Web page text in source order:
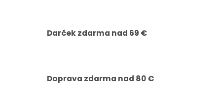
Darček zdarma nad 69 €
Doprava zdarma nad 80 €